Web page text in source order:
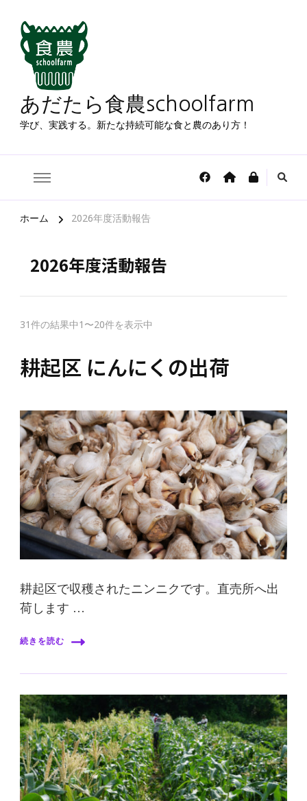
あだたら食農schoolfarm
学び、実践する。新たな持続可能な食と農のあり方！
ホーム 2026年度活動報告
2026年度活動報告
31件の結果中1〜20件を表示中
耕起区 にんにくの出荷
耕起区で収穫されたニンニクです。直売所へ出
荷します …
続きを読む